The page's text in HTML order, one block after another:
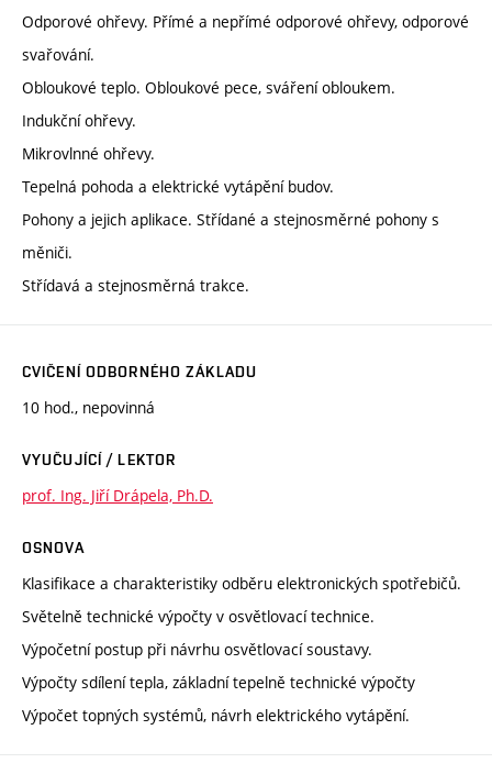
Odporové ohřevy. Přímé a nepřímé odporové ohřevy, odporové
svařování.
Obloukové teplo. Obloukové pece, sváření obloukem.
Indukční ohřevy.
Mikrovlnné ohřevy.
Tepelná pohoda a elektrické vytápění budov.
Pohony a jejich aplikace. Střídané a stejnosměrné pohony s
měniči.
Střídavá a stejnosměrná trakce.
CVIČENÍ ODBORNÉHO ZÁKLADU
10 hod., nepovinná
VYUČUJÍCÍ / LEKTOR
prof. Ing. Jiří Drápela, Ph.D.
OSNOVA
Klasifikace a charakteristiky odběru elektronických spotřebičů.
Světelně technické výpočty v osvětlovací technice.
Výpočetní postup při návrhu osvětlovací soustavy.
Výpočty sdílení tepla, základní tepelně technické výpočty
Výpočet topných systémů, návrh elektrického vytápění.